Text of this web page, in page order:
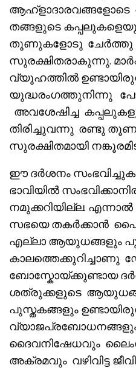
തങ്ങളുടെ
തൂണുകളോടു ചേർത്തു
സുരക്ഷിതരാകുന്നു.
വ്യൂഹത്തിൽ
യുദ്ധരംഗത്തുനിന്നു
അവശേഷിച്ച
തിരിച്ചുവന്നു രണ്ടു
സുരക്ഷിതമായി
ഈ ദർശനം
ഭാവിയിൽ
നമുക്കറിയില്ല.
സഭയെ തകർക്കാൻ
എല്ലാ ആയുധങ്ങളും
ബോസ്കോയ്ക്കുണ്ടായ
ശത്രുക്കളുടെ
പുസ്തകങ്ങളും
ദൈവനിഷേധവും
അക്രമവും വഴിവിട്ട